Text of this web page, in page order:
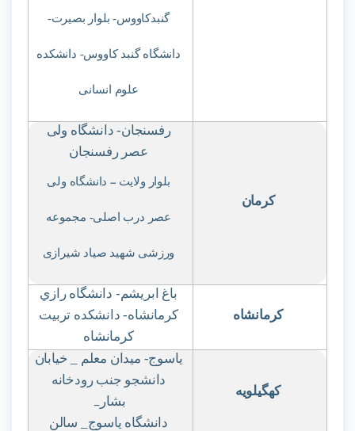
گنبدکاووس- بلوار بصیرت-
دانشگاه گنبد کاووس- دانشکده
علوم انسانی
کرمان
رفسنجان- دانشگاه ولی
عصر رفسنجان
بلوار ولایت– دانشگاه ولی
عصر درب اصلی- مجموعه
ورزشی شهید صیاد شیرازی
کرمانشاه
باغ ابریشم- دانشگاه رازي
کرمانشاه- دانشکده تربیت
کرمانشاه
کهگیلویه
یاسوج- میدان معلم _ خیابان
دانشجو جنب رودخانه
بشار _
دانشگاه یاسوج_ سالن